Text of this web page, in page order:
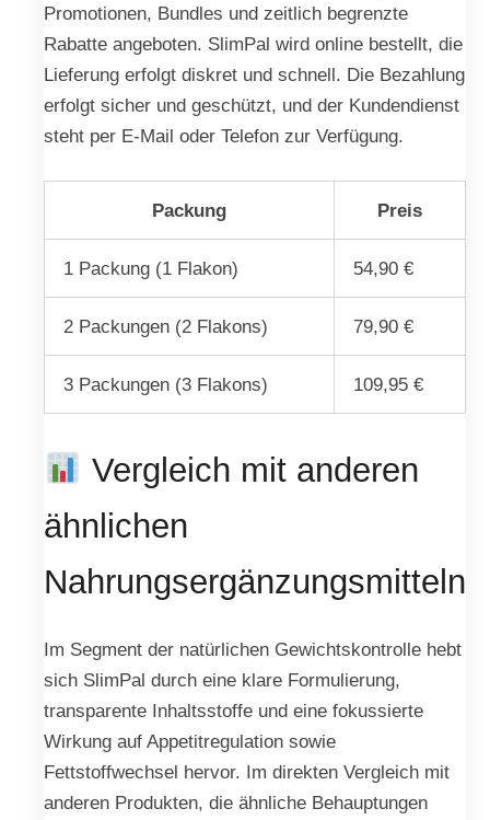
Promotionen, Bundles und zeitlich begrenzte
Rabatte angeboten. SlimPal wird online bestellt, die
Lieferung erfolgt diskret und schnell. Die Bezahlung
erfolgt sicher und geschützt, und der Kundendienst
steht per E-Mail oder Telefon zur Verfügung.
Packung Preis
1 Packung (1 Flakon) 54,90 €
2 Packungen (2 Flakons) 79,90 €
3 Packungen (3 Flakons) 109,95 €
Vergleich mit anderen
ähnlichen
Nahrungsergänzungsmitteln
Im Segment der natürlichen Gewichtskontrolle hebt
sich SlimPal durch eine klare Formulierung,
transparente Inhaltsstoffe und eine fokussierte
Wirkung auf Appetitregulation sowie
Fettstoffwechsel hervor. Im direkten Vergleich mit
anderen Produkten, die ähnliche Behauptungen